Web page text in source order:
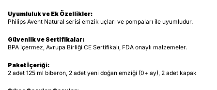
Uyumluluk ve Ek Özellikler:
Philips Avent Natural serisi emzik uçları ve pompaları ile uyumludur.
Güvenlik ve Sertifikalar:
BPA içermez, Avrupa Birliği CE Sertifikalı, FDA onaylı malzemeler.
Paket İçeriği:
2 adet 125 ml biberon, 2 adet yeni doğan emziği (0+ ay), 2 adet kapak